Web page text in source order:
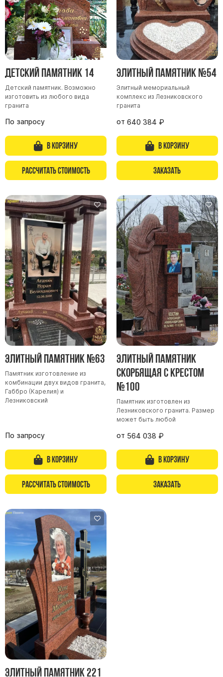
Детский памятник 14
Детский памятник. Возможно
изготовить из любого вида
гранита
По запросу
В корзину
Рассчитать стоимость
Элитный памятник №54
Элитный мемориальный
комплекс из Лезниковского
гранита
от 640 384 ₽
В корзину
Заказать
Элитный памятник №63
Памятник изготовление из
комбинации двух видов гранита,
Габбро (Карелия) и
Лезниковский
По запросу
В корзину
Рассчитать стоимость
Элитный памятник
Скорбящая с крестом
№100
Памятник изготовлен из
Лезниковского гранита. Размер
может быть любой
от 564 038 ₽
В корзину
Заказать
Элитный памятник 221